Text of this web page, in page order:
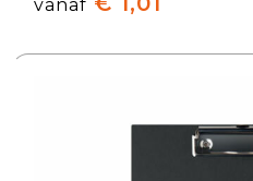
vanaf